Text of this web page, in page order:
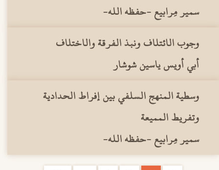
سمير مِرابيع -حفظه الله-
وجوب الائتلاف ونبذ الفرقة والاختلاف
أبي أويس ياسين شوشار
وسطية المنهج السلفي بين إفراط الحدادية
وتفريط المميعة
سمير مِرابيع -حفظه الله-